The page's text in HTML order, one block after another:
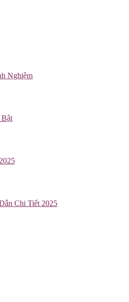
Nghiệm
Chi Tiết 2025